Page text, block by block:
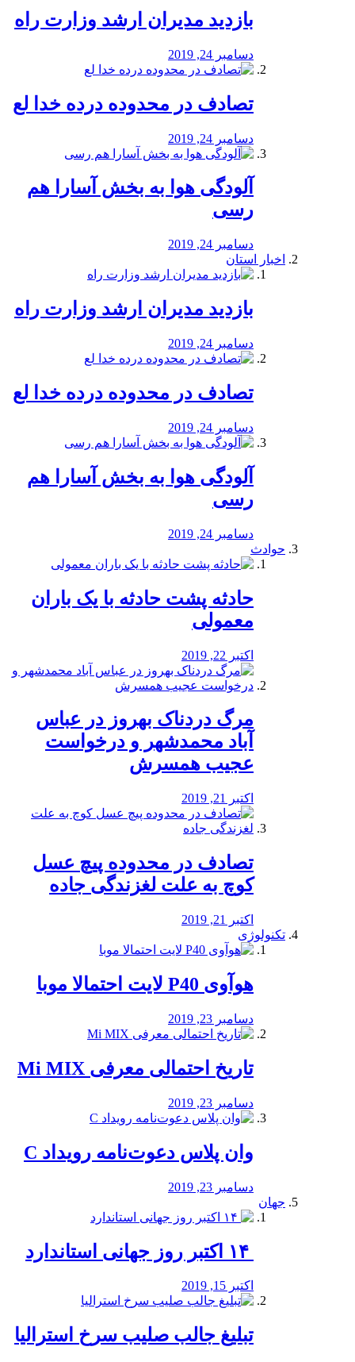
بازدید مدیران ارشد وزارت راه
دسامبر 24, 2019
تصادف در محدوده درده خدا لع
دسامبر 24, 2019
آلودگی هوا به بخش آسارا هم
رسی
دسامبر 24, 2019
اخبار استان
بازدید مدیران ارشد وزارت راه
دسامبر 24, 2019
تصادف در محدوده درده خدا لع
دسامبر 24, 2019
آلودگی هوا به بخش آسارا هم
رسی
دسامبر 24, 2019
حوادث
️حادثه پشت حادثه با یک باران
معمولی
اکتبر 22, 2019
مرگ دردناک بهروز در عباس
آباد محمدشهر و درخواست
عجیب همسرش
اکتبر 21, 2019
تصادف در محدوده پیچ عسل
کوچ به علت لغزندگی جاده
اکتبر 21, 2019
تکنولوژی
هوآوی P40 لایت احتمالا موبا
دسامبر 23, 2019
تاریخ احتمالی معرفی Mi MIX
دسامبر 23, 2019
وان پلاس دعوت‌نامه رویداد C
دسامبر 23, 2019
جهان
اکتبر 15, 2019
تبلیغ جالب صلیب سرخ استرالیا